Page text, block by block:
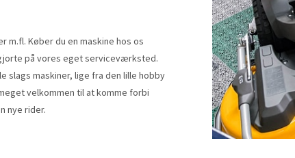
m.fl. Køber du en maskine hos os
på vores eget serviceværksted.
slags maskiner, lige fra den lille hobby
velkommen til at komme forbi
nye rider.